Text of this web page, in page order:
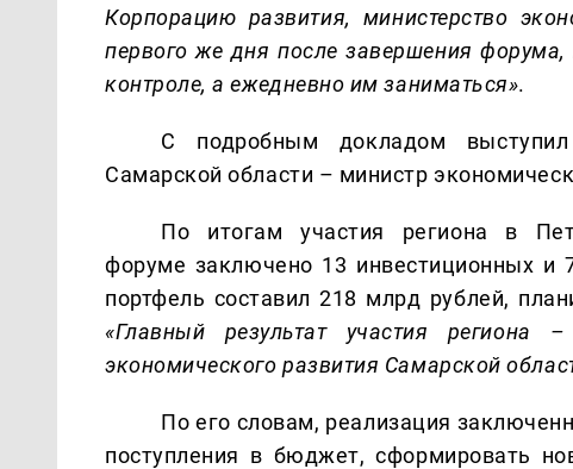
Корпорацию развития, министерство
первого же дня после завершения форума,
контроле, а ежедневно им заниматься».
С подробным докладом выступил
Самарской области – министр
По итогам участия региона в
форуме заключено 13 инвестиционных и
портфель составил 218 млрд рублей,
«Главный результат участия региона –
экономического развития Самарской
По его словам, реализация
поступления в бюджет, сформировать